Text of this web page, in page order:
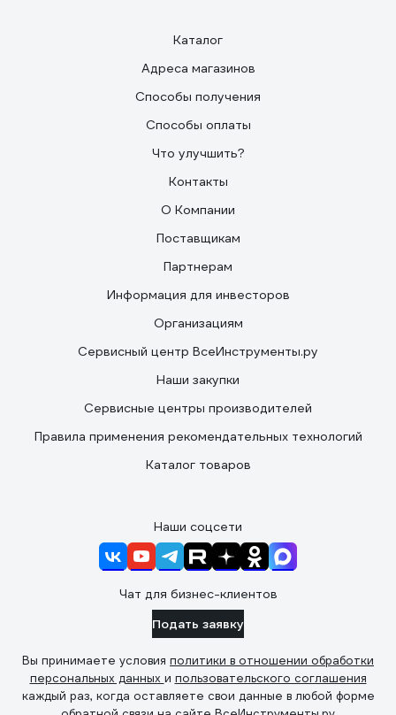
Каталог
Адреса магазинов
Способы получения
Способы оплаты
Что улучшить?
Контакты
О Компании
Поставщикам
Партнерам
Информация для инвесторов
Организациям
Сервисный центр ВсеИнструменты.ру
Наши закупки
Сервисные центры производителей
Правила применения рекомендательных технологий
Каталог товаров
Наши соцсети
Чат для бизнес-клиентов
Подать заявку
Вы принимаете условия политики в отношении обработки
персональных данных и пользовательского соглашения
каждый раз, когда оставляете свои данные в любой форме